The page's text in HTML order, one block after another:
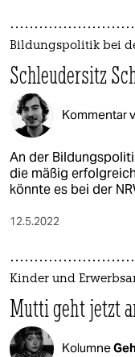
Bildungspolitik bei
Schleudersitz
Kommentar
An der
die mäßig
könnte es bei der
12.5.2022
Kinder und
Mutti geht jetzt
Kolumne